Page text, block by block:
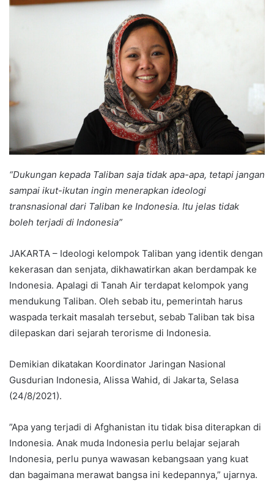
“Dukungan kepada Taliban saja tidak apa-apa, tetapi jangan
sampai ikut-ikutan ingin menerapkan ideologi
transnasional dari Taliban ke Indonesia. Itu jelas tidak
boleh terjadi di Indonesia”
JAKARTA – Ideologi kelompok Taliban yang identik dengan
kekerasan dan senjata, dikhawatirkan akan berdampak ke
Indonesia. Apalagi di Tanah Air terdapat kelompok yang
mendukung Taliban. Oleh sebab itu, pemerintah harus
waspada terkait masalah tersebut, sebab Taliban tak bisa
dilepaskan dari sejarah terorisme di Indonesia.
Demikian dikatakan Koordinator Jaringan Nasional
Gusdurian Indonesia, Alissa Wahid, di Jakarta, Selasa
(24/8/2021).
”Apa yang terjadi di Afghanistan itu tidak bisa diterapkan di
Indonesia. Anak muda Indonesia perlu belajar sejarah
Indonesia, perlu punya wawasan kebangsaan yang kuat
dan bagaimana merawat bangsa ini kedepannya,” ujarnya.